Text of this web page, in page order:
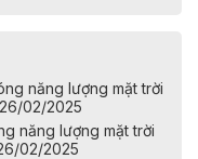
năng lượng mặt trời
02/2025
năng lượng mặt trời
02/2025